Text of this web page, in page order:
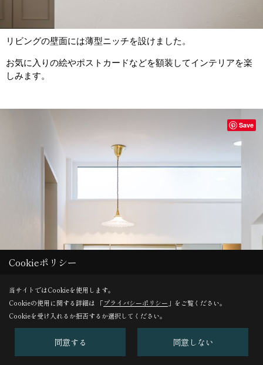
リビングの壁面には薄型ニッチを設けました。
お気に入りの絵やポストカードなどを額装してインテリアを楽
しみます。
Save
Cookieポリシー
当サイトではCookieを使用します。
Cookieの使用に関する詳細は 「プライバシーポリシー 」をご覧ください。
Cookieを受け入れるか拒否するか選択してください。
同意する 同意しない